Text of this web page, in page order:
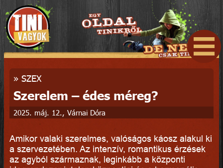
» SZEX
Szerelem – édes méreg?
2025. máj. 12., Várnai Dóra
Amikor valaki szerelmes, valóságos káosz alakul ki
a szervezetében. Az intenzív, romantikus érzések
az agyból származnak, leginkább a központi